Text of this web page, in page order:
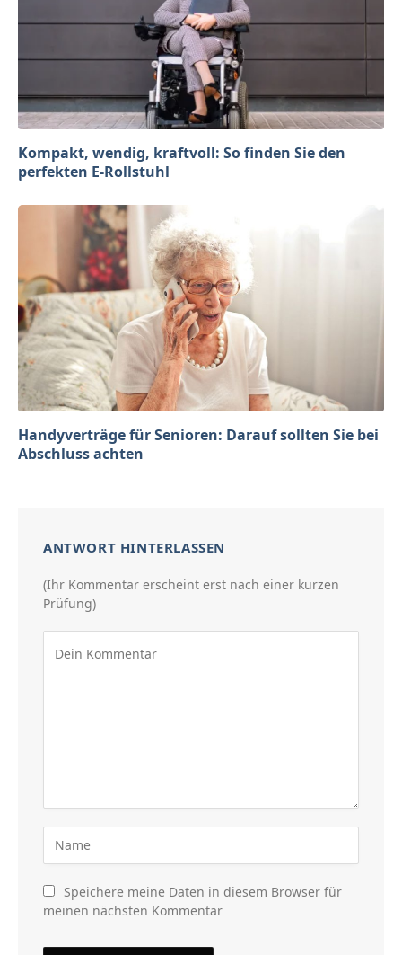
Kompakt, wendig, kraftvoll: So finden Sie den
perfekten E-Rollstuhl
Handyverträge für Senioren: Darauf sollten Sie bei
Abschluss achten
ANTWORT HINTERLASSEN
(Ihr Kommentar erscheint erst nach einer kurzen
Prüfung)
Speichere meine Daten in diesem Browser für
meinen nächsten Kommentar